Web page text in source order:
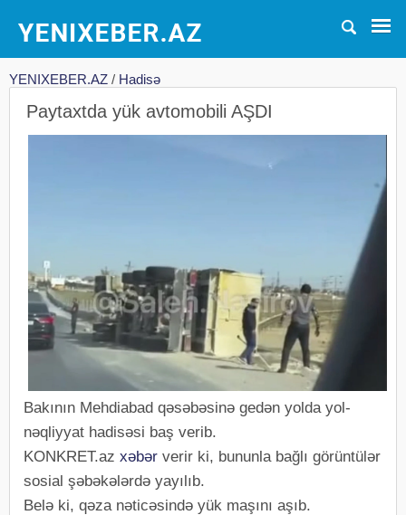
YENIXEBER.AZ / Hadisə
Paytaxtda yük avtomobili AŞDI
Bakının Mehdiabad qəsəbəsinə gedən yolda yol-
nəqliyyat hadisəsi baş verib.
KONKRET.az xəbər verir ki, bununla bağlı görüntülər
sosial şəbəkələrdə yayılıb.
Belə ki, qəza nəticəsində yük maşını aşıb.